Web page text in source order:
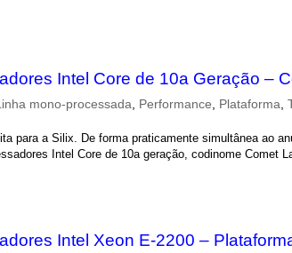
Intel Core de 10a Geração –
mono-processada Performance Plataforma ,
para a Silix. De forma praticamente simultânea ao
Intel Core de 10a geração, codinome Comet
Intel Xeon E-2200 –